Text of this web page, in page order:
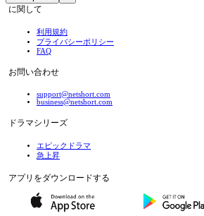
に関して
利用規約
プライバシーポリシー
FAQ
お問い合わせ
support@netshort.com
business@netshort.com
ドラマシリーズ
エピックドラマ
急上昇
アプリをダウンロードする